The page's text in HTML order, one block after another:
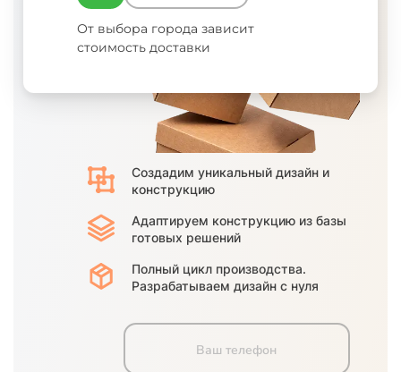
Создадим уникальный дизайн и
конструкцию
Адаптируем конструкцию из базы
готовых решений
Полный цикл производства.
Разрабатываем дизайн с нуля
От выбора города зависит
стоимость доставки